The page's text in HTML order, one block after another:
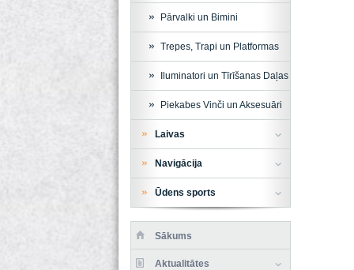
Pārvalki un Bimini
Trepes, Trapi un Platformas
Iluminatori un Tīrīšanas Daļas
Piekabes Vinči un Aksesuāri
Laivas
Navigācija
Ūdens sports
Sākums
Aktualitātes